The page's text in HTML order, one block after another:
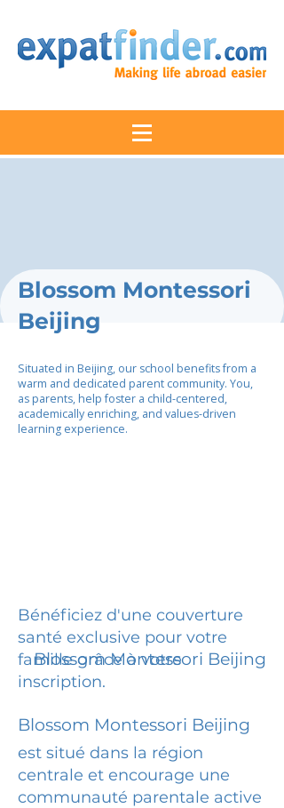
Blossom Montessori
Beijing
Situated in Beijing, our school benefits from a
warm and dedicated parent community. You,
as parents, help foster a child-centered,
academically enriching, and values-driven
learning experience.
Bénéficiez d'une couverture
santé exclusive pour votre
famille grâce à votre
inscription.
Blossom Montessori Beijing
Blossom Montessori Beijing
est situé dans la région
centrale et encourage une
communauté parentale active